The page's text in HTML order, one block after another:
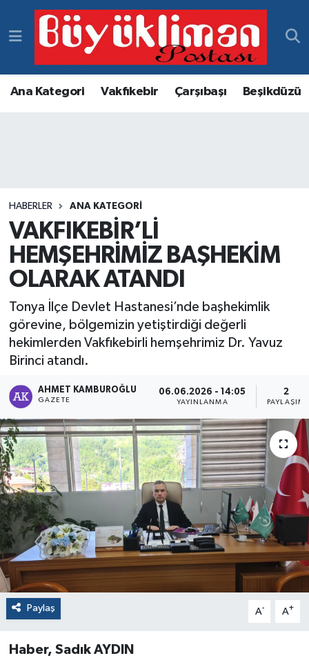
Ana Kategori Vakfıkebir Çarşıbaşı Beşikdüzü
HABERLER ANA KATEGORI
VAKFIKEBİR’Lİ
HEMŞEHRİMİZ BAŞHEKİM
OLARAK ATANDI
Tonya İlçe Devlet Hastanesi’nde başhekimlik
görevine, bölgemizin yetiştirdiği değerli
hekimlerden Vakfıkebirli hemşehrimiz Dr. Yavuz
Birinci atandı.
AHMET KAMBUROĞLU
GAZETE
06.06.2026 - 14:05
YAYINLANMA
2
PAYLAŞIM
Paylaş A- A+
Haber, Sadık AYDIN
Vakfıkebir Hava Durumu
Vakfıkebir Trafik Yoğunluk Haritası
Haber Arşivi